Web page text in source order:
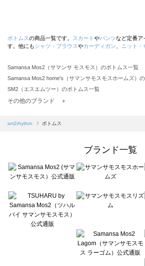
ボトムスの商品一覧です。 スカート やパンツなど定番ア
す。他にもシャツ・ブラウスやカーディガン ニット・
Samansa Mos2（サマンサ モスモス）のボトムス一覧
Samansa Mos2 home's（サマンサモスモスホームズ）
SM2（エスエムツー）のボトムス一覧
TSUHARU by Samansa Mos2（ツハルバイサマンサモ
Samansa Mos2 blue（サマンサモスモス ブルー）のボト
sō4ū（ソウフォーユー）のボトムス一覧
Te chichi（テチチ）のボトムス一覧
Te chichi CLASSIC（テチチ クラシック）のボトムス一覧
Lugnoncure（ルノンキュール）のボトムス一覧
BETTY'S BLUE（べティーズブルー）のボトムス一覧
Wpc.（ワールドパーティー）のボトムス一覧
その他のブランド ＋
sm2rhythm ボトムス
ブランド一覧